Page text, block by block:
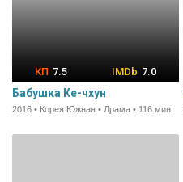
7.5 7.0
Бабушка Ке-чхун
2016 • Корея Южная • Драма • 116 мин.